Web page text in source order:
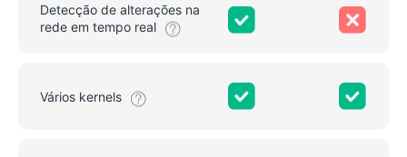
Detecção de alterações na
rede em tempo real
Vários kernels